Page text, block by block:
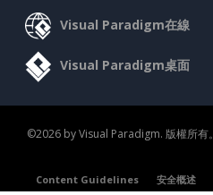
Visual Paradigm在線
Visual Paradigm桌面
©2026 by Visual Paradigm. 版權所有。
Content Guidelines
安全概述